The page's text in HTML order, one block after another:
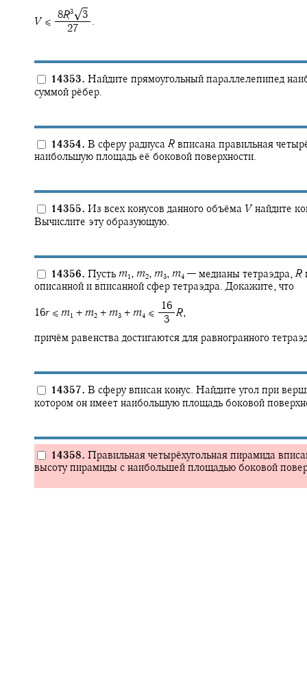
V ≤ ‍
‍ 8R3√3
‍ 27
.
14353. Найдите прямоугольный параллелепипед
суммой рёбер.
14354. В сферу радиуса R вписана правильная
наибольшую площадь её боковой поверхности.
14355. Из всех конусов данного объёма V найдите
Вычислите эту образующую.
14356. Пусть m1 , m2, m3, m4 — медианы тетраэдра, R
описанной и вписанной сфер тетраэдра. Докажите, что
16r≤ m1 + m2 + m3 + m4 ≤ ‍
‍ 16
‍ 3
R,
причём равенства достигаются для равногранного
14357. В сферу вписан конус. Найдите угол при
котором он имеет наибольшую площадь боковой
14358. Правильная четырёхугольная пирамида
высоту пирамиды с наибольшей площадью боковой